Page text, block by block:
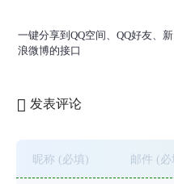
一键分享到QQ空间、QQ好友、新
浪微博的接口
发表评论